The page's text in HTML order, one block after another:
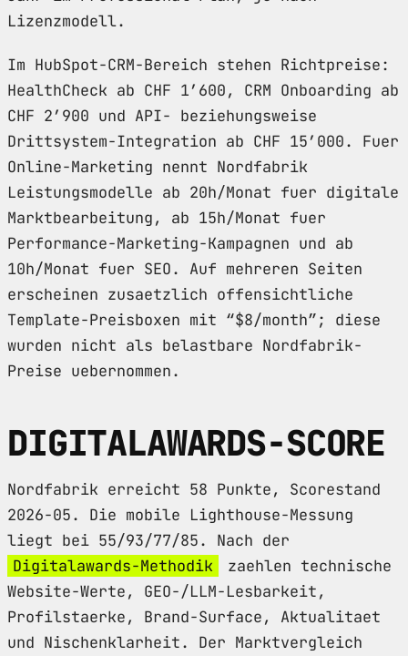
Lizenzmodell.
Im HubSpot-CRM-Bereich stehen Richtpreise:
HealthCheck ab CHF 1’600, CRM Onboarding ab
CHF 2’900 und API- beziehungsweise
Drittsystem-Integration ab CHF 15’000. Fuer
Online-Marketing nennt Nordfabrik
Leistungsmodelle ab 20h/Monat fuer digitale
Marktbearbeitung, ab 15h/Monat fuer
Performance-Marketing-Kampagnen und ab
10h/Monat fuer SEO. Auf mehreren Seiten
erscheinen zusaetzlich offensichtliche
Template-Preisboxen mit “$8/month”; diese
wurden nicht als belastbare Nordfabrik-
Preise uebernommen.
DIGITALAWARDS-SCORE
Nordfabrik erreicht 58 Punkte, Scorestand
2026-05. Die mobile Lighthouse-Messung
liegt bei 55/93/77/85. Nach der
Digitalawards-Methodik
zaehlen technische
Website-Werte, GEO-/LLM-Lesbarkeit,
Profilstaerke, Brand-Surface, Aktualitaet
und Nischenklarheit. Der Marktvergleich